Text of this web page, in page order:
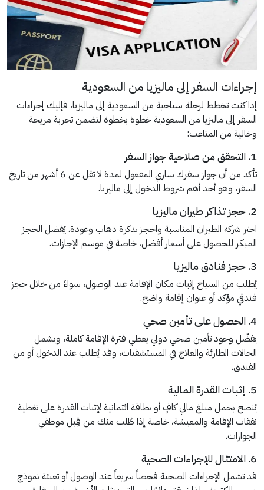
إجراءات السفر إلى ماليزيا من السعودية
إذا كنت تخطط لرحلة سياحية من السعودية إلى ماليزيا، فإليك إجراءات
السفر إلى ماليزيا من السعودية خطوة بخطوة لتضمن تجربة مريحة
وخالية من المتاعب:
1. التحقق من صلاحية جواز السفر
تأكد من أن جواز سفرك ساري المفعول لمدة لا تقل عن 6 أشهر من تاريخ
السفر، وهو أحد أهم شروط الدخول إلى ماليزيا.
2. حجز تذاكر طيران ماليزيا
اختر شركة الطيران المناسبة واحجز تذكرة ذهاب وعودة. يُفضل الحجز
المبكر للحصول على أسعار أفضل، خاصة في موسم الإجازات.
3. حجز فنادق ماليزيا
يُطلب من السياح إثبات مكان الإقامة عند الوصول، سواءً من خلال حجز
فندقي مؤكد أو عنوان إقامة واضح.
4. الحصول على تأمين صحي
يفضّل وجود تأمين صحي دولي يغطي فترة الإقامة كاملة، ويشمل
الحالات الطارئة والعلاج في المستشفيات، وقد يُطلب عند الدخول أو من
الفندق.
5. إثبات القدرة المالية
يُنصح بحمل مبلغ مالي كافٍ أو بطاقة ائتمانية لإثبات القدرة على تغطية
نفقات الإقامة والمعيشة، خاصة إذا طُلب منك من قِبل موظفي
الجوازات.
6. الامتثال للإجراءات الصحية
قد تشمل الإجراءات الصحية فحصاً سريعاً عند الوصول أو تعبئة نموذج